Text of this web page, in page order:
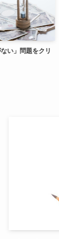
」問題をクリ